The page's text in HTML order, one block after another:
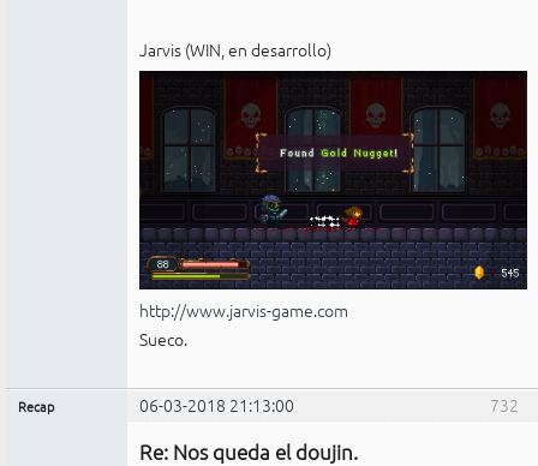
Jarvis (WIN, en desarrollo)
http://www.jarvis-game.com
Sueco.
732
Recap 06-03-2018 21:13:00
Re: Nos queda el doujin.